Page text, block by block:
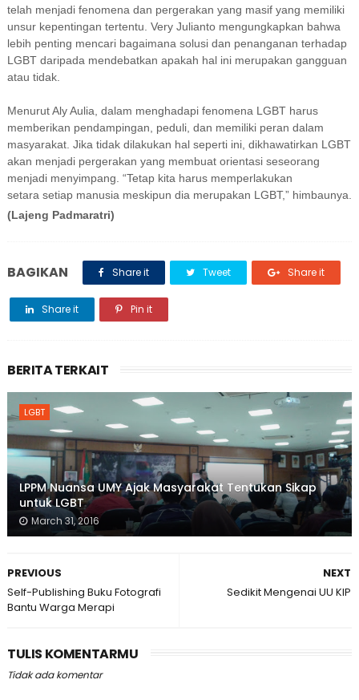
telah menjadi fenomena dan pergerakan yang masif yang memiliki
unsur kepentingan tertentu. Very Julianto mengungkapkan bahwa
lebih penting mencari bagaimana solusi dan penanganan terhadap
LGBT daripada mendebatkan apakah hal ini merupakan gangguan
atau tidak.
Menurut Aly Aulia, dalam menghadapi fenomena LGBT harus
memberikan pendampingan, peduli, dan memiliki peran dalam
masyarakat. Jika tidak dilakukan hal seperti ini, dikhawatirkan LGBT
akan menjadi pergerakan yang membuat orientasi seseorang
menjadi menyimpang. “Tetap kita harus memperlakukan
setara setiap manusia meskipun dia merupakan LGBT,” himbaunya.
(Lajeng Padmaratri)
BAGIKAN Share it Tweet Share it
Share it Pin it
BERITA TERKAIT
LGBT
LPPM Nuansa UMY Ajak Masyarakat Tentukan Sikap
untuk LGBT
March 31, 2016
NEXT
Sedikit Mengenai UU KIP
PREVIOUS
Self-Publishing Buku Fotografi
Bantu Warga Merapi
TULIS KOMENTARMU
Tidak ada komentar